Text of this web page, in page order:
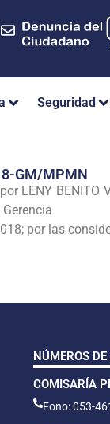
Seguridad
GM/MPMN
LENY
por las
NÚMEROS
COMISARÍA
Fono: 053-